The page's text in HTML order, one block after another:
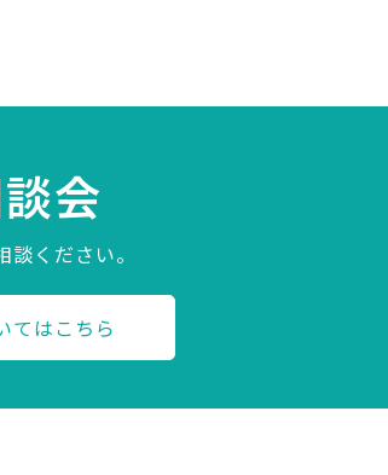
会
ください。
てはこちら